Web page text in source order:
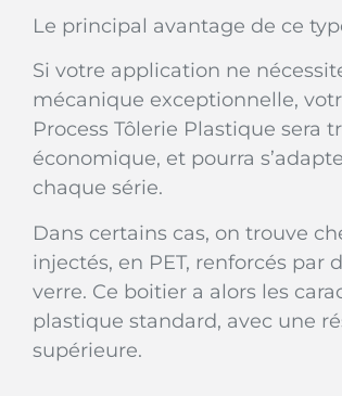
Le principal avantage de ce
Si votre application ne
mécanique exceptionnelle,
Process Tôlerie Plastique sera
économique, et pourra
chaque série.
Dans certains cas, on trouve
injectés, en PET, renforcés par
verre. Ce boitier a alors les
plastique standard, avec une
supérieure.